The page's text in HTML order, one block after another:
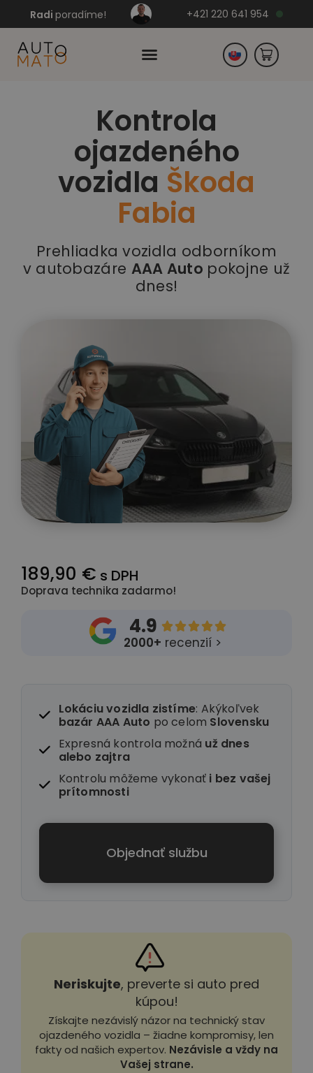
Radi poradíme! +421 220 641 954
Kontrola
ojazdeného
vozidla Škoda
Fabia
Prehliadka vozidla odborníkom
v autobazáre AAA Auto pokojne už
dnes!
189,90 € s DPH
Doprava technika zadarmo!
4.9 
2000+ recenzií >
Lokáciu vozidla zistíme: Akýkoľvek
bazár AAA Auto po celom Slovensku
Expresná kontrola možná už dnes
alebo zajtra
Kontrolu môžeme vykonať i bez vašej
prítomnosti
Objednať službu
Neriskujte, preverte si auto pred
kúpou!
Získajte nezávislý názor na technický stav
ojazdeného vozidla – žiadne kompromisy, len
fakty od našich expertov. Nezávisle a vždy na
Vašej strane.